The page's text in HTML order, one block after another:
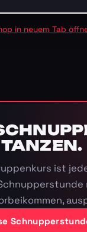
in neuem Tab
ist